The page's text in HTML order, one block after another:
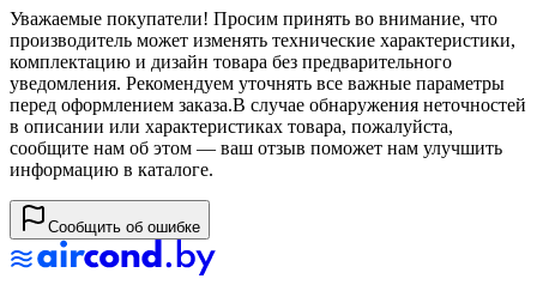
Уважаемые покупатели! Просим принять во внимание, что
производитель может изменять технические характеристики,
комплектацию и дизайн товара без предварительного
уведомления. Рекомендуем уточнять все важные параметры
перед оформлением заказа.В случае обнаружения неточностей
в описании или характеристиках товара, пожалуйста,
сообщите нам об этом — ваш отзыв поможет нам улучшить
информацию в каталоге.
Сообщить об ошибке